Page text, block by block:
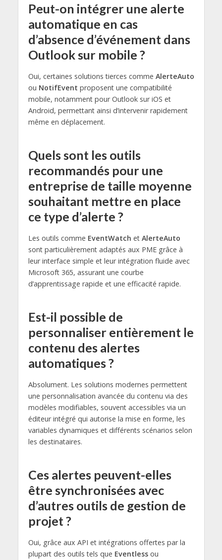
Peut-on intégrer une alerte
automatique en cas
d’absence d’événement dans
Outlook sur mobile ?
Oui, certaines solutions tierces comme AlerteAuto
ou NotifEvent proposent une compatibilité
mobile, notamment pour Outlook sur iOS et
Android, permettant ainsi d’intervenir rapidement
même en déplacement.
Quels sont les outils
recommandés pour une
entreprise de taille moyenne
souhaitant mettre en place
ce type d’alerte ?
Les outils comme EventWatch et AlerteAuto
sont particulièrement adaptés aux PME grâce à
leur interface simple et leur intégration fluide avec
Microsoft 365, assurant une courbe
d’apprentissage rapide et une efficacité rapide.
Est-il possible de
personnaliser entièrement le
contenu des alertes
automatiques ?
Absolument. Les solutions modernes permettent
une personnalisation avancée du contenu via des
modèles modifiables, souvent accessibles via un
éditeur intégré qui autorise la mise en forme, les
variables dynamiques et différents scénarios selon
les destinataires.
Ces alertes peuvent-elles
être synchronisées avec
d’autres outils de gestion de
projet ?
Oui, grâce aux API et intégrations offertes par la
plupart des outils tels que Eventlessou